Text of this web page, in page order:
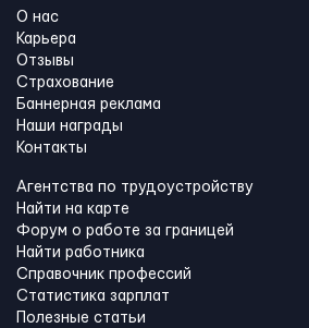
О нас
Карьера
Отзывы
Страхование
Баннерная реклама
Наши награды
Контакты
Агентства по трудоустройству
Найти на карте
Форум о работе за границей
Найти работника
Справочник профессий
Статистика зарплат
Полезные статьи